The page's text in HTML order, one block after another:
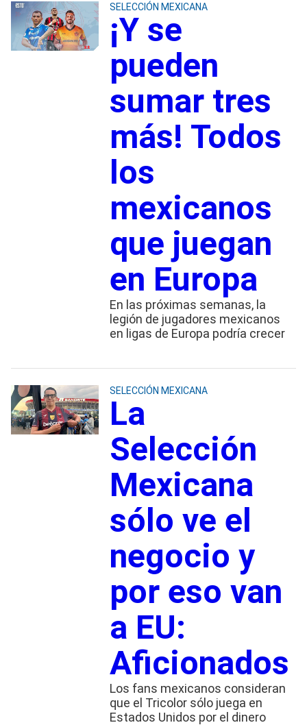
SELECCIÓN MEXICANA
¡Y se
pueden
sumar tres
más! Todos
los
mexicanos
que juegan
en Europa
En las próximas semanas, la
legión de jugadores mexicanos
en ligas de Europa podría crecer
SELECCIÓN MEXICANA
La
Selección
Mexicana
sólo ve el
negocio y
por eso van
a EU:
Aficionados
Los fans mexicanos consideran
que el Tricolor sólo juega en
Estados Unidos por el dinero